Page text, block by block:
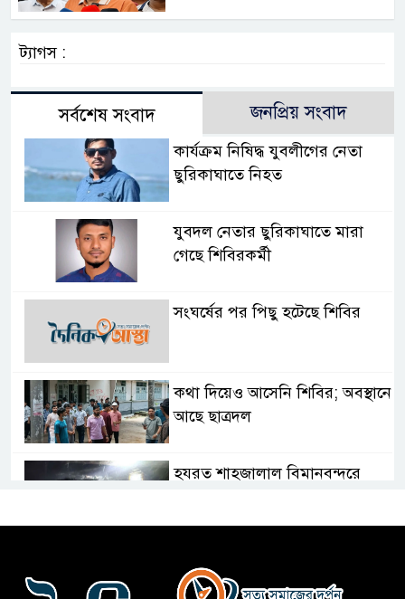
ট্যাগস :
সর্বশেষ সংবাদ জনপ্রিয় সংবাদ
কার্যক্রম নিষিদ্ধ যুবলীগের নেতা
ছুরিকাঘাতে নিহত
যুবদল নেতার ছুরিকাঘাতে মারা
গেছে শিবিরকর্মী
সংঘর্ষের পর পিছু হটেছে শিবির
কথা দিয়েও আসেনি শিবির; অবস্থানে
আছে ছাত্রদল
হযরত শাহজালাল বিমানবন্দরে
কিশোর